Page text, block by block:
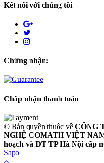
Kết nối với chúng tôi
Chứng nhận:
Chấp nhận thanh toán
© Bản quyền thuộc về CÔNG
NGHỆ COMATH VIỆT NAM
hoạch và ĐT TP Hà Nội cấp
Sapo